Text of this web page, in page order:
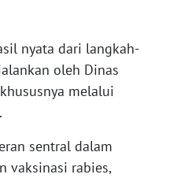
nyata dari langkah-
oleh Dinas
melalui
sentral dalam
vaksinasi rabies,